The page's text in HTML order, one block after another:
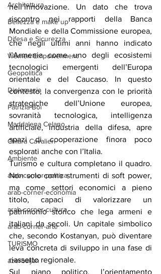
Architettura
Bellezza e make up
Difesa e Sicurezza
Women Empowerment
Geopolitica
Diplomazia
Patrizia Boi
Maddalena Celano
Chiara Cavalieri
Ambiente
arab-corner-politica
arab-corner-economia
arab-corner-cultura
arab-corner-arte
TURISMO
azerbaijan
nell’innovazione. Un dato che trova
riscontro nei rapporti della Banca
Mondiale e della Commissione europea,
che negli ultimi anni hanno indicato
l’Armenia come uno degli ecosistemi
tecnologici emergenti dell’Europa
orientale e del Caucaso. In questo
contesto, la convergenza con le priorità
strategiche dell’Unione europea,
sovranità tecnologica, intelligenza
artificiale, industria della difesa, apre
spazi di cooperazione finora poco
esplorati anche con l’Italia.
Turismo e cultura completano il quadro.
Non solo come strumenti di soft power,
ma come settori economici a pieno
titolo, capaci di valorizzare un
patrimonio storico che lega armeni e
italiani da secoli. Un capitale simbolico
che, secondo Kostanyan, può diventare
leva concreta di sviluppo in una fase di
riassetto regionale.
Sul piano politico, l’orientamento